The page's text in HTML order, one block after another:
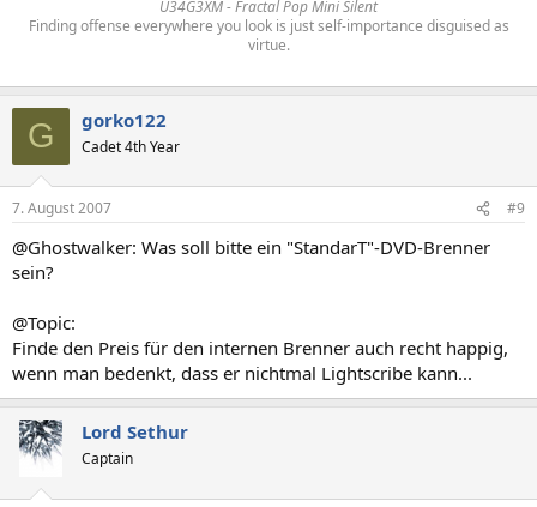
U34G3XM - Fractal Pop Mini Silent
Finding offense everywhere you look is just self-importance disguised as
virtue.
G gorko122
Cadet 4th Year
7. August 2007 #9
@Ghostwalker: Was soll bitte ein "StandarT"-DVD-Brenner
sein?
@Topic:
Finde den Preis für den internen Brenner auch recht happig,
wenn man bedenkt, dass er nichtmal Lightscribe kann...
Lord Sethur
Captain